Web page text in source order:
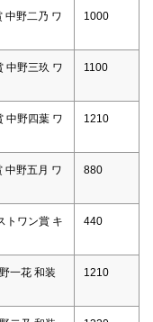
中野二乃 ワ
1000
中野三玖 ワ
1100
中野四葉 ワ
1210
中野五月 ワ
880
トワン賞 キ
440
一花 和装
1210